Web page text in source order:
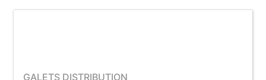
GALETS DISTRIBUTION